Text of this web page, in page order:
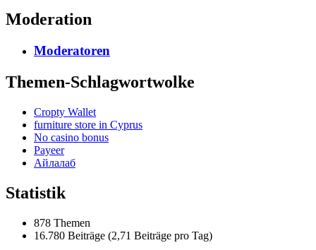
Moderation
Moderatoren
Themen-Schlagwortwolke
Cropty Wallet
furniture store in Cyprus
No casino bonus
Payeer
Айлалаб
Statistik
878 Themen
16.780 Beiträge (2,71 Beiträge pro Tag)